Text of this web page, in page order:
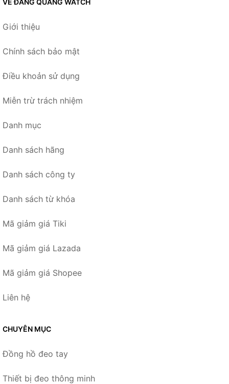
Giới thiệu
Chính sách bảo mật
Điều khoản sử dụng
Miễn trừ trách nhiệm
Danh mục
Danh sách hãng
Danh sách công ty
Danh sách từ khóa
Mã giảm giá Tiki
Mã giảm giá Lazada
Mã giảm giá Shopee
Liên hệ
CHUYÊN MỤC
Đồng hồ đeo tay
Thiết bị đeo thông minh